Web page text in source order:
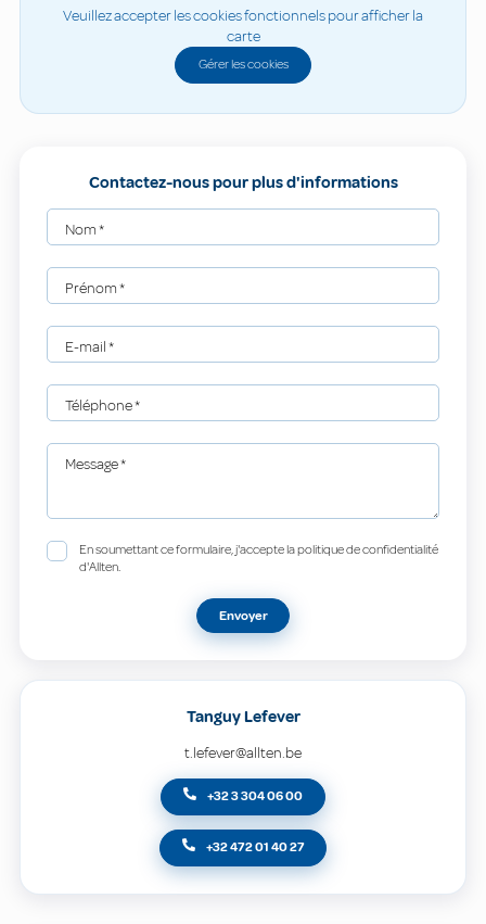
Veuillez accepter les cookies fonctionnels pour afficher la
carte
Gérer les cookies
Contactez-nous pour plus d'informations
Nom*
Prénom*
E-mail*
Téléphone*
Message*
En soumettant ce formulaire, j'accepte la politique de confidentialité
d'Allten.
Envoyer
Tanguy Lefever
t.lefever@allten.be
+32 3 304 06 00
+32 472 01 40 27